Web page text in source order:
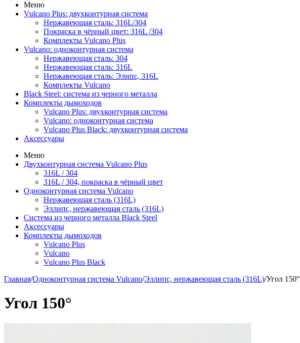
Меню
Vulcano Plus: двухконтурная система
Нержавеющая сталь: 316L/304
Покраска в чёрный цвет: 316L /304
Комплекты Vulcano Plus
Vulcano: одноконтурная система
Нержавеющая сталь: 304
Нержавеющая сталь: 316L
Нержавеющая сталь: Элипс, 316L
Комплекты Vulcano
Black Steel: система из черного металла
Комплекты дымоходов
Vulcano Plus: двухконтурная система
Vulcano: одноконтурная система
Vulcano Plus Black: двухконтурная система
Аксессуары
Меню
Двухконтурная система Vulcano Plus
316L / 304
316L / 304, покраска в чёрный цвет
Одноконтурная система Vulcano
Нержавеющая сталь (316L)
Эллипс, нержавеющая сталь (316L)
Система из черного металла Black Steel
Аксессуары
Комплекты дымоходов
Vulcano Plus
Vulcano
Vulcano Plus Black
Главная/Одноконтурная система Vulcano/Эллипс, нержавеющая сталь (316L)/Угол 150°
Угол 150°